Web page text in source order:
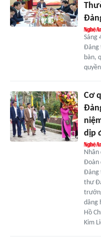
Sáng
Đảng
bàn,
Cơ
dịp
Nhân
Đoàn
Đảng
thư
dâng
Hồ
Kim